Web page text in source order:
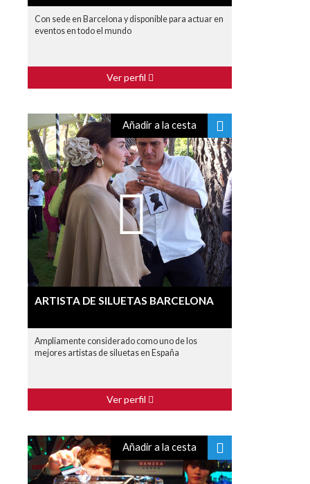
Con sede en Barcelona y disponible para actuar en
eventos en todo el mundo
Ver perfil
Añadir a la cesta
ARTISTA DE SILUETAS BARCELONA
Ampliamente considerado como uno de los
mejores artistas de siluetas en España
Ver perfil
Añadir a la cesta